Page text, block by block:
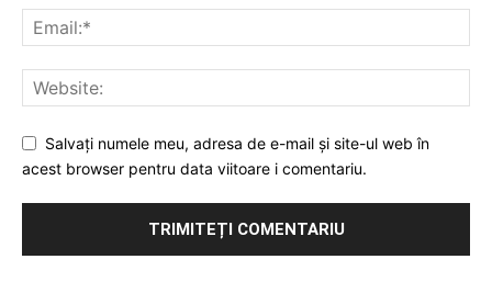
Salvați numele meu, adresa de e-mail și site-ul web în
acest browser pentru data viitoare i comentariu.